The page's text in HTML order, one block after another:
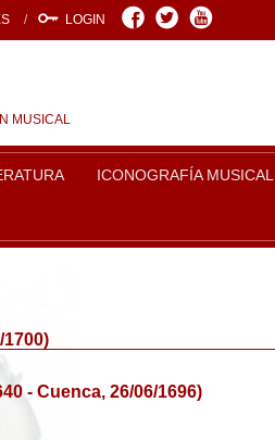
LOGIN Facebook
TwitterYoutube
MUSICAL
ICONOGRAFÍA MUSICAL
1700)
- Cuenca, 26/06/1696)